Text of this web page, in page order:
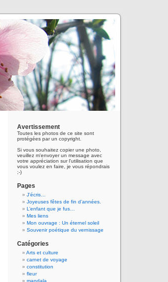
Avertissement
Toutes les photos de ce site sont
protégées par un copyright.
Si vous souhaitez copier une photo,
veuillez m'envoyer un message avec
votre appréciation sur l'utilisation que
vous voulez en faire, je vous répondrais
;-)
Pages
J’écris…
Joyeuses fêtes de fin d’années.
L’enfant que je fus…
Mes liens
Mon ouvrage : Un éternel soleil
Souvenir poétique du vernissage
Catégories
Arts et culture
carnet de voyage
constitution
fleur
mandala